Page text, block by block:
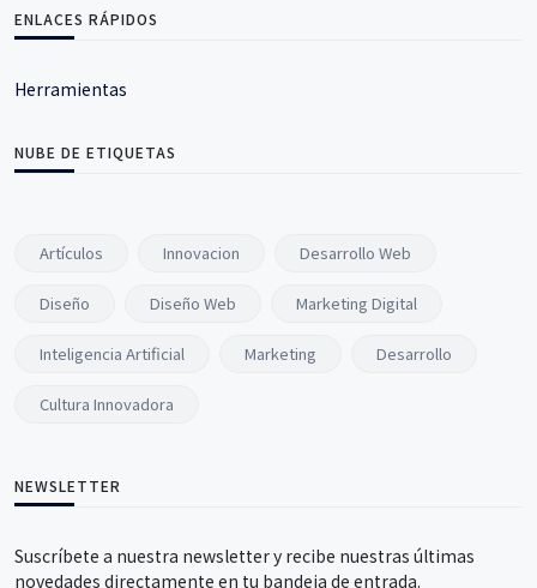
ENLACES RÁPIDOS
Herramientas
NUBE DE ETIQUETAS
Artículos Innovacion Desarrollo Web
Diseño Diseño Web Marketing Digital
Inteligencia Artificial Marketing Desarrollo
Cultura Innovadora
NEWSLETTER
Suscríbete a nuestra newsletter y recibe nuestras últimas
novedades directamente en tu bandeja de entrada.